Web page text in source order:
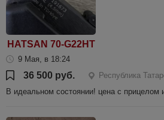
HATSAN 70-G22HT
9 Мая, в 18:24
36 500 руб.
Республика
В идеальном состоянии! цена с прицелом